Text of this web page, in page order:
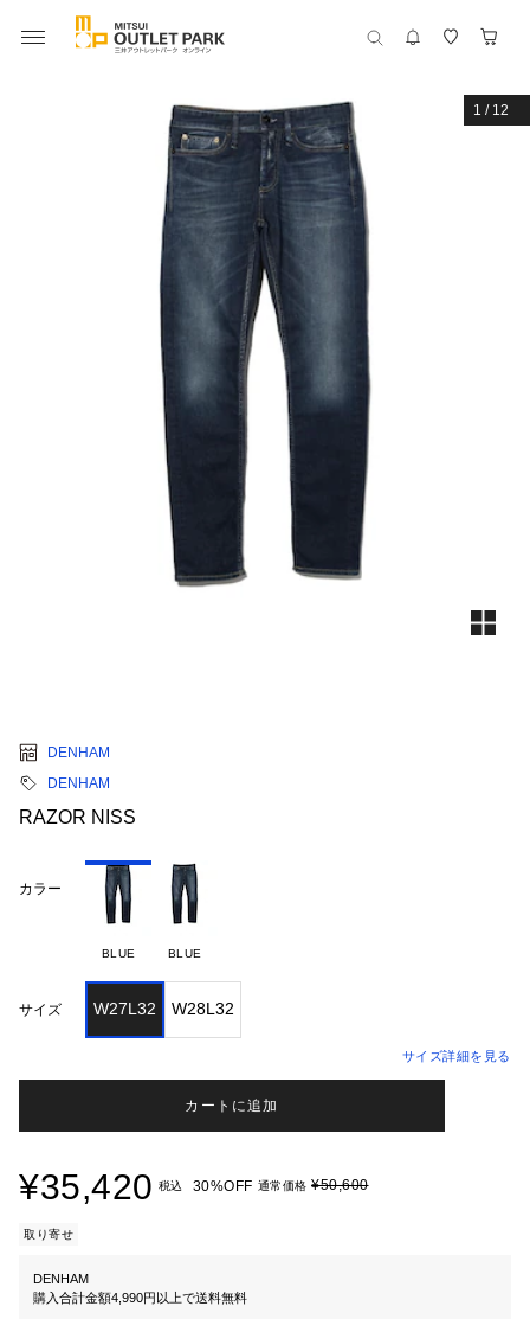
1 / 12
DENHAM
DENHAM
RAZOR NISS
カラー
BLUE BLUE
サイズ W27L32 W28L32
サイズ詳細を見る
カートに追加
¥35,420 税込 30%OFF 通常価格 ¥50,600
取り寄せ
DENHAM
購入合計金額4,990円以上で送料無料